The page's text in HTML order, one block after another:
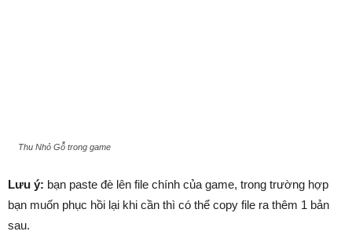
Thu Nhỏ Gỗ trong game
Lưu ý: bạn paste đè lên file chính của game, trong trường hợp
bạn muốn phục hồi lại khi cần thì có thể copy file ra thêm 1 bản
sau.